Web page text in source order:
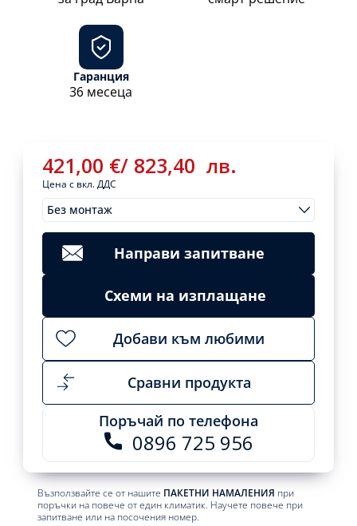
421,00 €/ 823,40 лв.
Цена с вкл. ДДС
Без монтаж
МонтажиClear
421,00€/
823,40
Направи запитване
Схеми на изплащане
Добави към любими
Сравни продукта
Поръчай по телефона
0896 725 956
Възползвайте се от нашите ПАКЕТНИ НАМАЛЕНИЯ при
поръчки на повече от един климатик. Научете повече при
запитване или на посочения номер.
Гаранция
36 месеца